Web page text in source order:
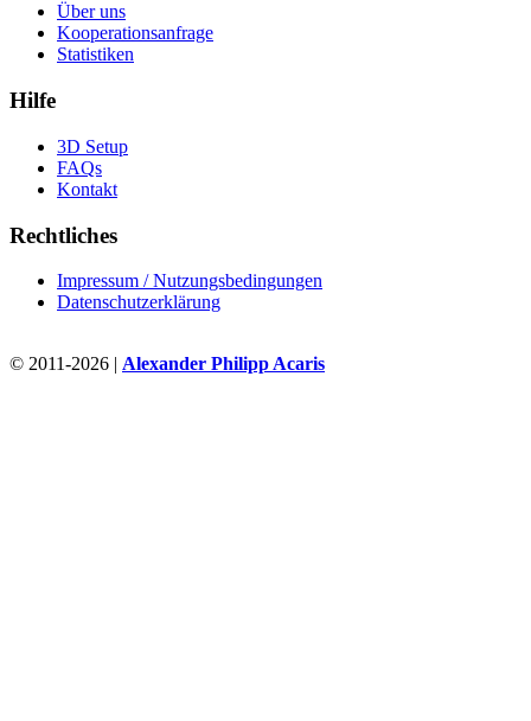
Über uns
Kooperationsanfrage
Statistiken
Hilfe
3D Setup
FAQs
Kontakt
Rechtliches
Impressum / Nutzungsbedingungen
Datenschutzerklärung
© 2011-2026 | Alexander Philipp Acaris